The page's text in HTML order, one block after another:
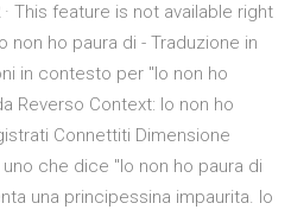
· This feature is not available right
non ho paura di - Traduzione in
in contesto per "Io non ho
Reverso Context: Io non ho
Connettiti Dimensione
che dice "Io non ho paura di
una principessina impaurita. Io